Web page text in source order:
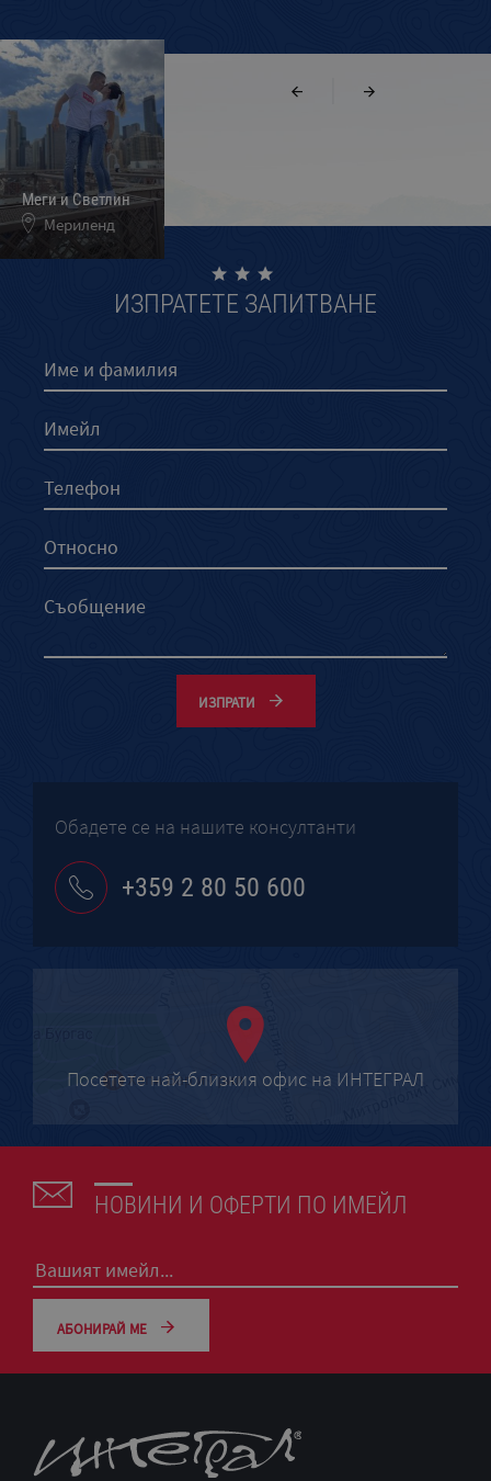
Меги и Светлин
Мериленд Мейн Масачузетц
ИЗПРАТЕТЕ ЗАПИТВАНЕ
ИЗПРАТИ
Обадете се на нашите консултанти
+359 2 80 50 600
Посетете най-близкия офис на ИНТЕГРАЛ
НОВИНИ И ОФЕРТИ ПО ИМЕЙЛ
АБОНИРАЙ МЕ